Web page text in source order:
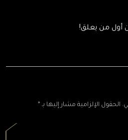
أول من يعلق!
الحقول الإلزامية مشار إليها بـ *